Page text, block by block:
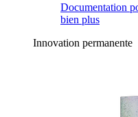
Documentation
bien plus
Innovation permanente